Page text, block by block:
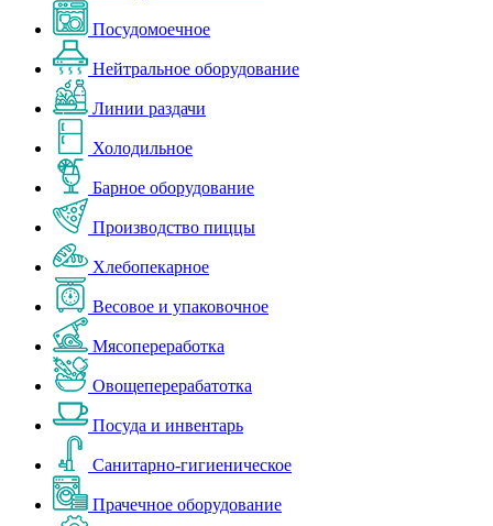
Посудомоечное
Нейтральное оборудование
Линии раздачи
Холодильное
Барное оборудование
Производство пиццы
Хлебопекарное
Весовое и упаковочное
Мясопереработка
Овощеперерабатотка
Посуда и инвентарь
Санитарно-гигиеническое
Прачечное оборудование